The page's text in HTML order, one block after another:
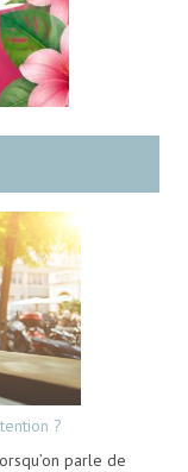
?
parle de